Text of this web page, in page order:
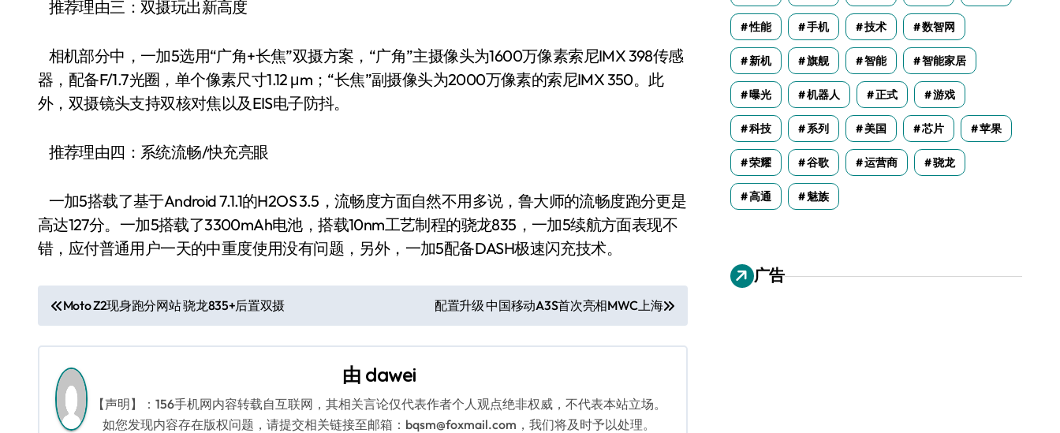
推荐理由三：双摄玩出新高度
相机部分中，一加5选用“广角+长焦”双摄方案，“广角”主摄像头为1600万像素索尼IMX 398传感
器，配备F/1.7光圈，单个像素尺寸1.12 μm；“长焦”副摄像头为2000万像素的索尼IMX 350。此
外，双摄镜头支持双核对焦以及EIS电子防抖。
推荐理由四：系统流畅/快充亮眼
一加5搭载了基于Android 7.1.1的H2OS 3.5，流畅度方面自然不用多说，鲁大师的流畅度跑分更是
高达127分。一加5搭载了3300mAh电池，搭载10nm工艺制程的骁龙835，一加5续航方面表现不
错，应付普通用户一天的中重度使用没有问题，另外，一加5配备DASH极速闪充技术。
文
章
导
航
Moto Z2现身跑分网站 骁龙835+后置双摄 配置升级 中国移动A3S首次亮相MWC上海
由 dawei
【声明】：156手机网内容转载自互联网，其相关言论仅代表作者个人观点绝非权威，不代表本站立场。
如您发现内容存在版权问题，请提交相关链接至邮箱：bqsm@foxmail.com，我们将及时予以处理。
性能 手机 技术 数智网
新机 旗舰 智能 智能家居
曝光 机器人 正式 游戏
科技 系列 美国 芯片 苹果
荣耀 谷歌 运营商 骁龙
高通 魅族
广告